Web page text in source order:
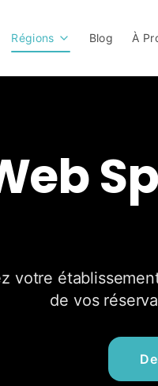
Régions Blog À
votre
de vos